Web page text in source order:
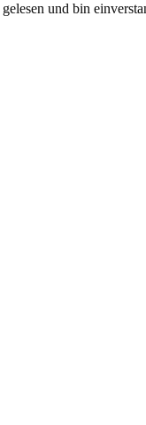
gelesen und bin